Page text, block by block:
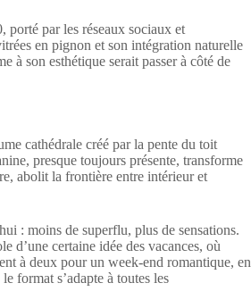
porté par les réseaux sociaux et
en pignon et son intégration naturelle
à son esthétique serait passer à côté de
cathédrale créé par la pente du toit
presque toujours présente, transforme
abolit la frontière entre intérieur et
: moins de superflu, plus de sensations.
d’une certaine idée des vacances, où
à deux pour un week-end romantique, en
format s’adapte à toutes les